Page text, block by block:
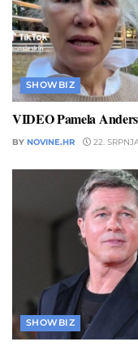
SHOWBIZ
VIDEO Pamela
BY NOVINE.HR 22.
SHOWBIZ